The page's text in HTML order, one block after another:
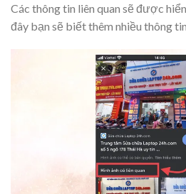
Các thông tin liên quan sẽ được
đây bạn sẽ biết thêm nhiều thông